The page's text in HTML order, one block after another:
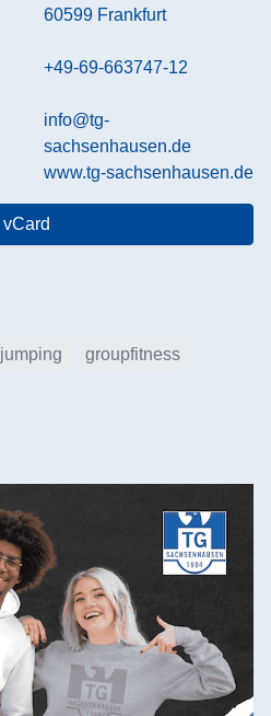
60599 Frankfurt
+49-69-663747-12
info@tg-
sachsenhausen.de
www.tg-sachsenhausen.de
vCard
jumping groupfitness